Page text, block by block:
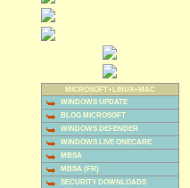
MICROSOFT+LINUX+MAC
WINDOWS UPDATE
BLOG MICROSOFT
WINDOWS DEFENDER
WINDOWS LIVE ONECARE
MBSA
MBSA (FR)
SECURITY DOWNLOADS